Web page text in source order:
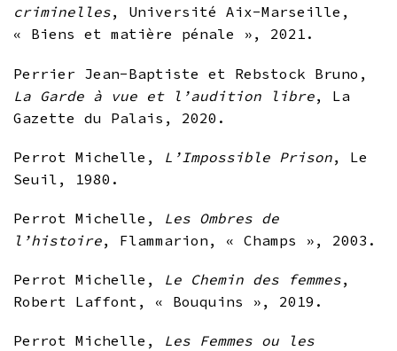
criminelles, Université Aix-Marseille,
« Biens et matière pénale », 2021.
Perrier Jean-Baptiste et Rebstock Bruno,
La Garde à vue et l’audition libre, La
Gazette du Palais, 2020.
Perrot Michelle, L’Impossible Prison, Le
Seuil, 1980.
Perrot Michelle, Les Ombres de
l’histoire, Flammarion, « Champs », 2003.
Perrot Michelle, Le Chemin des femmes,
Robert Laffont, « Bouquins », 2019.
Perrot Michelle, Les Femmes ou les